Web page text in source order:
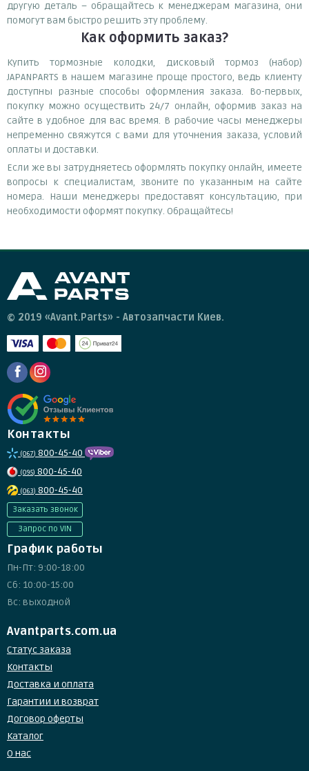
другую деталь – обращайтесь к менеджерам магазина, они
помогут вам быстро решить эту проблему.
Как оформить заказ?
Купить тормозные колодки, дисковый тормоз (набор)
JAPANPARTS в нашем магазине проще простого, ведь клиенту
доступны разные способы оформления заказа. Во-первых,
покупку можно осуществить 24/7 онлайн, оформив заказ на
сайте в удобное для вас время. В рабочие часы менеджеры
непременно свяжутся с вами для уточнения заказа, условий
оплаты и доставки.
Если же вы затрудняетесь оформлять покупку онлайн, имеете
вопросы к специалистам, звоните по указанным на сайте
номера. Наши менеджеры предоставят консультацию, при
необходимости оформят покупку. Обращайтесь!
© 2019 «Avant.Parts» - Автозапчасти Киев.
Контакты
(067) 800-45-40
(095) 800-45-40
(063) 800-45-40
Заказать звонок
Запрос по VIN
График работы
Пн-Пт: 9:00-18:00
Сб: 10:00-15:00
Вс: выходной
Avantparts.com.ua
Статус заказа
Контакты
Доставка и оплата
Гарантии и возврат
Договор оферты
Каталог
О нас